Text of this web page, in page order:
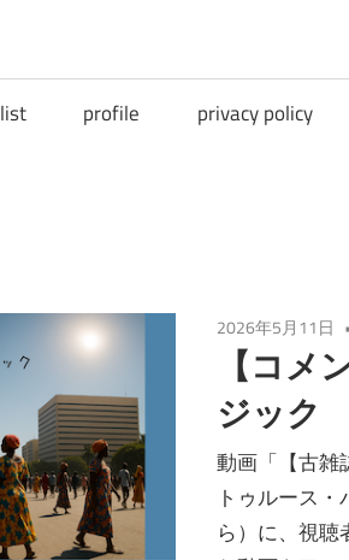
list profile privacy policy
2026年5月11日
【コメ
ジック
動画「【古雑
トゥルース
ら）に、視